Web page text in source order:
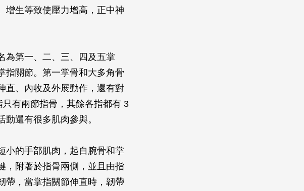
增生等致使壓力增高，正中神
為第一、二、三、四及五掌
指關節。第一掌骨和大多角骨
直、內收及外展動作，還有對
有兩節指骨，其餘各指都有 3
還有很多肌肉參與。
小的手部肌肉，起自腕骨和掌
，附著於指骨兩側，並且由指
帶，當掌指關節伸直時，韌帶